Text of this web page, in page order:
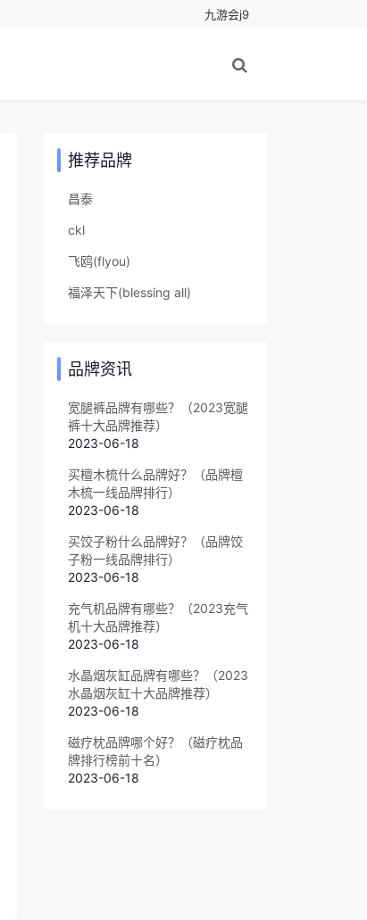
九游会j9
推荐品牌
昌泰
ckl
飞鸥(flyou)
福泽天下(blessing all)
品牌资讯
宽腿裤品牌有哪些？（2023宽腿
裤十大品牌推荐）
2023-06-18
买檀木梳什么品牌好？（品牌檀
木梳一线品牌排行）
2023-06-18
买饺子粉什么品牌好？（品牌饺
子粉一线品牌排行）
2023-06-18
充气机品牌有哪些？（2023充气
机十大品牌推荐）
2023-06-18
水晶烟灰缸品牌有哪些？（2023
水晶烟灰缸十大品牌推荐）
2023-06-18
磁疗枕品牌哪个好？（磁疗枕品
牌排行榜前十名）
2023-06-18